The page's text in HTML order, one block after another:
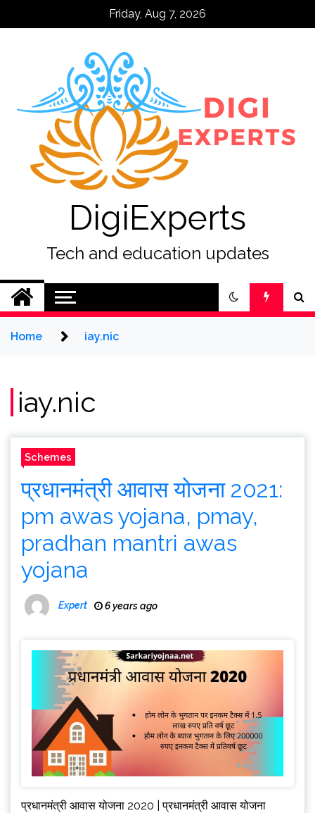
Friday, Aug 7, 2026
DigiExperts
Tech and education updates
Home iay.nic
iay.nic
Schemes
प्रधानमंत्री आवास योजना 2021:
pm awas yojana, pmay,
pradhan mantri awas
yojana
Expert 6 years ago
प्रधानमंत्री आवास योजना 2020 | प्रधानमंत्री आवास योजना